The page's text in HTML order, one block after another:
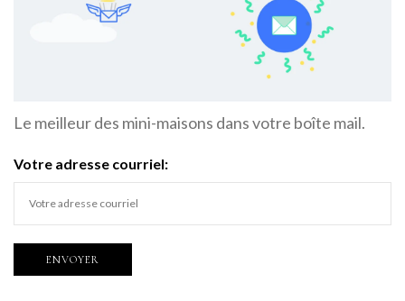
Le meilleur des mini-maisons dans votre boîte mail.
Votre adresse courriel: